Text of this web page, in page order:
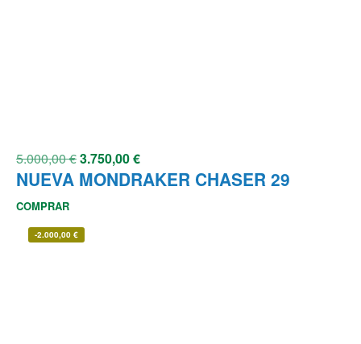
5.000,00€3.750,00€
NUEVA MONDRAKER CHASER 29
COMPRAR
-2.000,00 €